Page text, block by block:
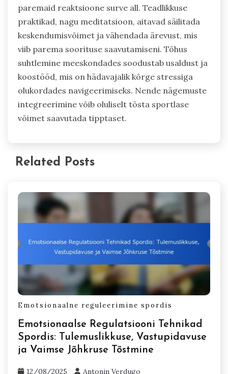
paremaid reaktsioone surve all. Teadlikkuse
praktikad, nagu meditatsioon, aitavad säilitada
keskendumisvõimet ja vähendada ärevust, mis
viib parema soorituse saavutamiseni. Tõhus
suhtlemine meeskondades soodustab usaldust ja
koostööd, mis on hädavajalik kõrge stressiga
olukordades navigeerimiseks. Nende nägemuste
integreerimine võib oluliselt tõsta sportlase
võimet saavutada tipptaset.
Related Posts
Emotsionaalne reguleerimine spordis
Emotsionaalse Regulatsiooni Tehnikad
Spordis: Tulemuslikkuse, Vastupidavuse
ja Vaimse Jõhkruse Tõstmine
12/08/2025 Antonin Verdugo